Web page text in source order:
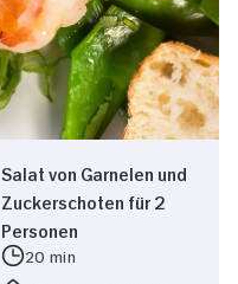
Salat von Garnelen und
Zuckerschoten für 2
Personen
20 min